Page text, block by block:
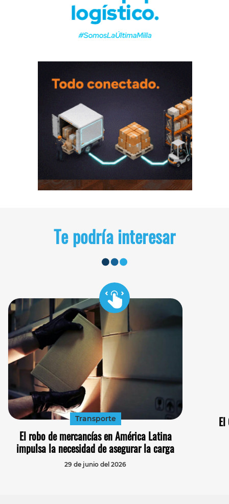
Te podría interesar
Transporte
El robo de mercancías en América Latina
impulsa la necesidad de asegurar la carga
29 de junio del 2026